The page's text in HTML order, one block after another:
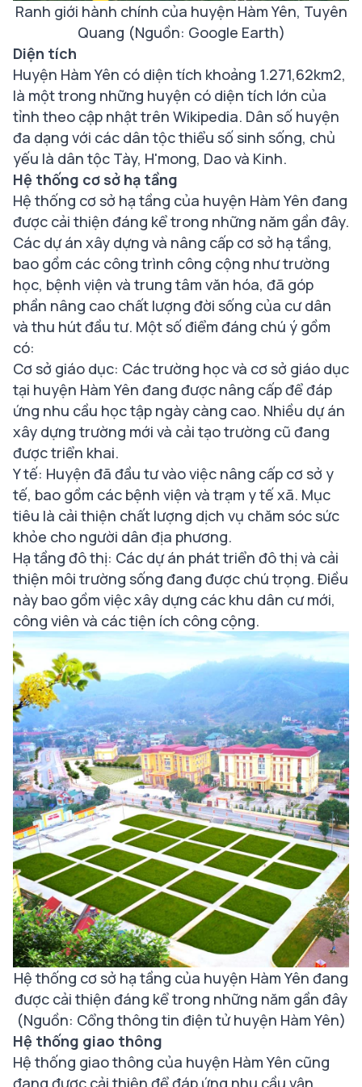
Ranh giới hành chính của huyện Hàm Yên, Tuyên
Quang (Nguồn: Google Earth)
Diện tích
Huyện Hàm Yên có diện tích khoảng 1.271,62km2,
là một trong những huyện có diện tích lớn của
tỉnh theo cập nhật trên Wikipedia. Dân số huyện
đa dạng với các dân tộc thiểu số sinh sống, chủ
yếu là dân tộc Tày, H'mong, Dao và Kinh.
Hệ thống cơ sở hạ tầng
Hệ thống cơ sở hạ tầng của huyện Hàm Yên đang
được cải thiện đáng kể trong những năm gần đây.
Các dự án xây dựng và nâng cấp cơ sở hạ tầng,
bao gồm các công trình công cộng như trường
học, bệnh viện và trung tâm văn hóa, đã góp
phần nâng cao chất lượng đời sống của cư dân
và thu hút đầu tư. Một số điểm đáng chú ý gồm
có:
Cơ sở giáo dục: Các trường học và cơ sở giáo dục
tại huyện Hàm Yên đang được nâng cấp để đáp
ứng nhu cầu học tập ngày càng cao. Nhiều dự án
xây dựng trường mới và cải tạo trường cũ đang
được triển khai.
Y tế: Huyện đã đầu tư vào việc nâng cấp cơ sở y
tế, bao gồm các bệnh viện và trạm y tế xã. Mục
tiêu là cải thiện chất lượng dịch vụ chăm sóc sức
khỏe cho người dân địa phương.
Hạ tầng đô thị: Các dự án phát triển đô thị và cải
thiện môi trường sống đang được chú trọng. Điều
này bao gồm việc xây dựng các khu dân cư mới,
công viên và các tiện ích công cộng.
Hệ thống cơ sở hạ tầng của huyện Hàm Yên đang
được cải thiện đáng kể trong những năm gần đây
(Nguồn: Cổng thông tin điện tử huyện Hàm Yên)
Hệ thống giao thông
Hệ thống giao thông của huyện Hàm Yên cũng
đang được cải thiện để đáp ứng nhu cầu vận